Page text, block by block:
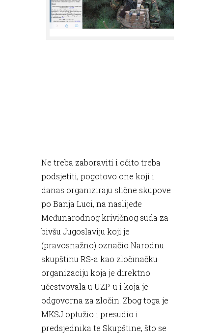
Ne treba zaboraviti i očito treba
podsjetiti, pogotovo one koji i
danas organiziraju slične skupove
po Banja Luci, na naslijeđe
Međunarodnog krivičnog suda za
bivšu Jugoslaviju koji je
(pravosnažno) označio Narodnu
skupštinu RS-a kao zločinačku
organizaciju koja je direktno
učestvovala u UZP-u i koja je
odgovorna za zločin. Zbog toga je
MKSJ optužio i presudio i
predsjednika te Skupštine, što se